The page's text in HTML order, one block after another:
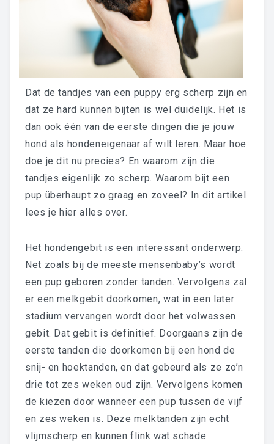
Dat de tandjes van een puppy erg scherp zijn en
dat ze hard kunnen bijten is wel duidelijk. Het is
dan ook één van de eerste dingen die je jouw
hond als hondeneigenaar af wilt leren. Maar hoe
doe je dit nu precies? En waarom zijn die
tandjes eigenlijk zo scherp. Waarom bijt een
pup überhaupt zo graag en zoveel? In dit artikel
lees je hier alles over.
Het hondengebit is een interessant onderwerp.
Net zoals bij de meeste mensenbaby’s wordt
een pup geboren zonder tanden. Vervolgens zal
er een melkgebit doorkomen, wat in een later
stadium vervangen wordt door het volwassen
gebit. Dat gebit is definitief. Doorgaans zijn de
eerste tanden die doorkomen bij een hond de
snij- en hoektanden, en dat gebeurd als ze zo’n
drie tot zes weken oud zijn. Vervolgens komen
de kiezen door wanneer een pup tussen de vijf
en zes weken is. Deze melktanden zijn echt
vlijmscherp en kunnen flink wat schade